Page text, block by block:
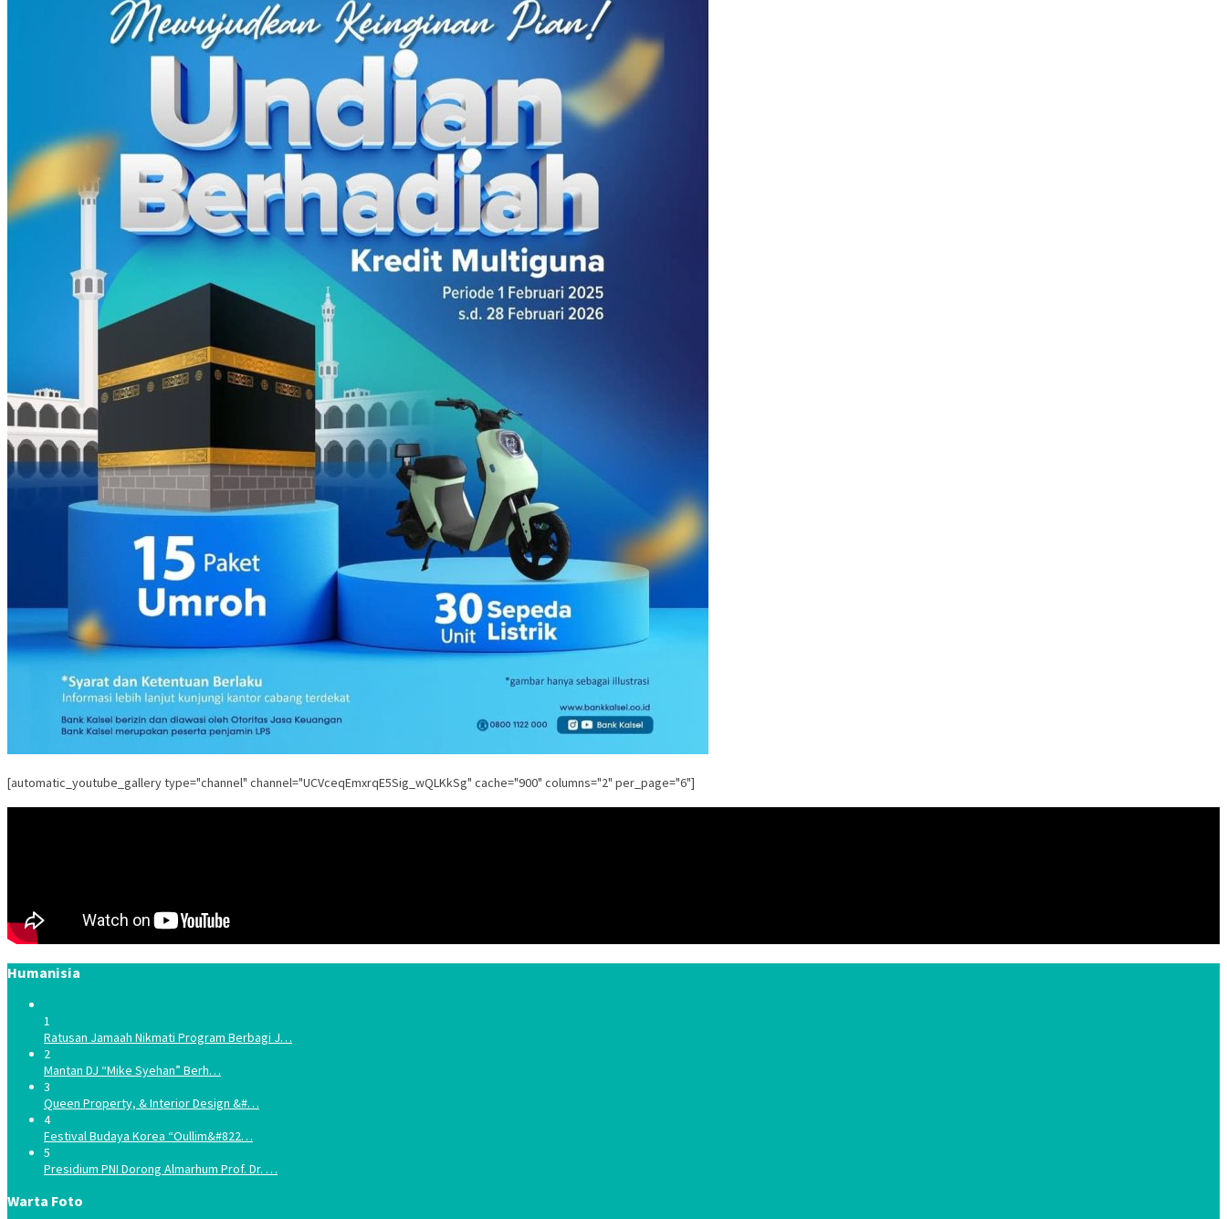
[automatic_youtube_gallery type="channel" channel="UCVceqEmxrqE5Sig_wQLKkSg" cache="900" columns="2" per_page="6"]
Humanisia
1
Ratusan Jamaah Nikmati Program Berbagi J…
2
Mantan DJ “Mike Syehan” Berh…
3
Queen Property, & Interior Design &#…
4
Festival Budaya Korea “Oullim&#822…
5
Presidium PNI Dorong Almarhum Prof. Dr. …
Warta Foto